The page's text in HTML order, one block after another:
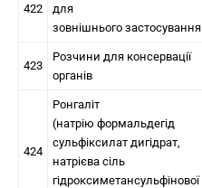
422
для
зовнішнього застосування
423
Розчини для консервації
органів
424
Ронгаліт
(натрію формальдегід
сульфіксилат дигідрат,
натрієва сіль
гідроксиметансульфінової